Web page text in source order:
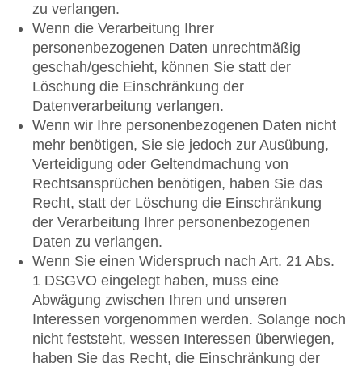
zu verlangen.
Wenn die Verarbeitung Ihrer
personenbezogenen Daten unrechtmäßig
geschah/geschieht, können Sie statt der
Löschung die Einschränkung der
Datenverarbeitung verlangen.
Wenn wir Ihre personenbezogenen Daten nicht
mehr benötigen, Sie sie jedoch zur Ausübung,
Verteidigung oder Geltendmachung von
Rechtsansprüchen benötigen, haben Sie das
Recht, statt der Löschung die Einschränkung
der Verarbeitung Ihrer personenbezogenen
Daten zu verlangen.
Wenn Sie einen Widerspruch nach Art. 21 Abs.
1 DSGVO eingelegt haben, muss eine
Abwägung zwischen Ihren und unseren
Interessen vorgenommen werden. Solange noch
nicht feststeht, wessen Interessen überwiegen,
haben Sie das Recht, die Einschränkung der